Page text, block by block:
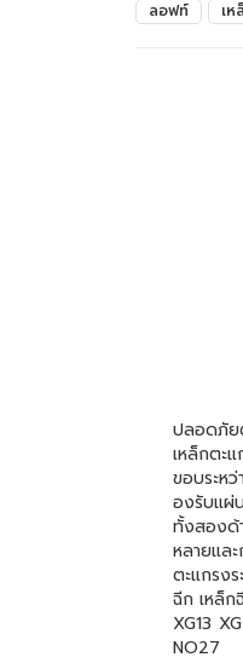
ลอฟท์ เห
กั้นพรา
ปลอดภัย
เหล็กตะ
ขอบระห
องรับแผ่
ทั้งสองด้
หลายแล
ตะแกรง
ฉีก เหล็ก
XG13
NO27